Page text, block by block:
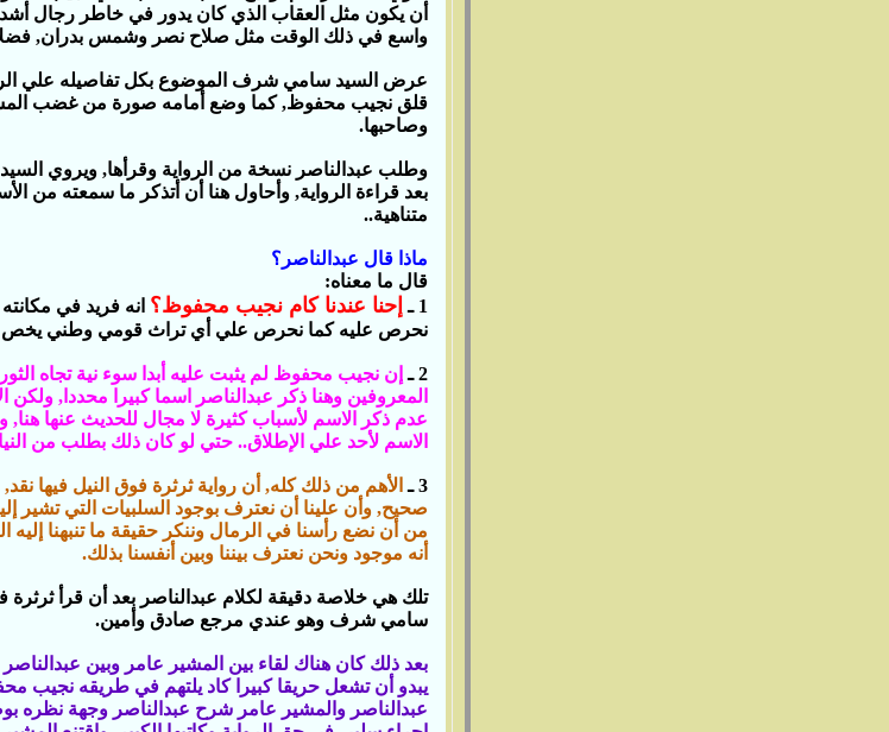
أن يكون مثل العقاب الذي كان يدور في خاطر رجال
واسع في ذلك الوقت مثل صلاح نصر وشمس بدران‏,‏
عرض السيد سامي شرف الموضوع بكل تفاصيله علي
قلق نجيب محفوظ‏,‏ كما وضع أمامه صورة من غضب
وصاحبها‏.‏
وطلب عبدالناصر نسخة من الرواية وقرأها‏,‏ ويروي
بعد قراءة الرواية‏,‏ وأحاول هنا أن أتذكر ما سمعته من
متناهية‏..‏
ماذا قال عبدالناصر؟
قال ما معناه‏:‏
‏1‏ ـ
إحنا عندنا كام نجيب محفوظ؟ انه فريد في
نحرص عليه كما نحرص علي أي تراث قومي وطني يخص
‏2‏ ـ
إن نجيب محفوظ لم يثبت عليه أبدا سوء نية تجاه
المعروفين وهنا ذكر عبدالناصر اسما كبيرا محددا‏,‏
عدم ذكر الاسم لأسباب كثيرة لا مجال للحديث عنها هنا‏,‏
الاسم لأحد علي الإطلاق‏..‏ حتي لو كان ذلك بطلب من
‏3‏ ـ
الأهم من ذلك كله‏,‏ أن رواية ثرثرة فوق النيل فيها
صحيح‏,‏ وأن علينا أن نعترف بوجود السلبيات التي تشير
من أن نضع رأسنا في الرمال وننكر حقيقة ما تنبهنا إليه
أنه موجود ونحن نعترف بيننا وبين أنفسنا بذلك‏.‏
تلك هي خلاصة دقيقة لكلام عبدالناصر بعد أن قرأ ثرثرة
سامي شرف وهو عندي مرجع صادق وأمين‏.‏
بعد ذلك كان هناك لقاء بين المشير عامر وبين
يبدو أن تشعل حريقا كبيرا كاد يلتهم في طريقه نجيب
عبدالناصر والمشير عامر شرح عبدالناصر وجهة نظره